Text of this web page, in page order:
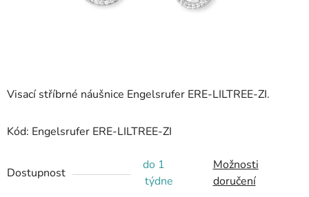
Visací stříbrné náušnice Engelsrufer ERE-LILTREE-ZI.
Kód: Engelsrufer ERE-LILTREE-ZI
Dostupnost
do 1
týdne
Možnosti
doručení